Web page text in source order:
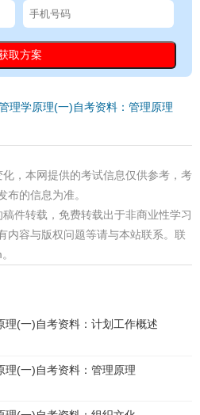
理学原理(一)自考资料：管理原理
，本网提供的考试信息仅供参考，考
布的信息为准。
件转载，免费转载出于非商业性学习
内容与版权问题等请与本站联系。联
理(一)自考资料：计划工作概述
理(一)自考资料：管理原理